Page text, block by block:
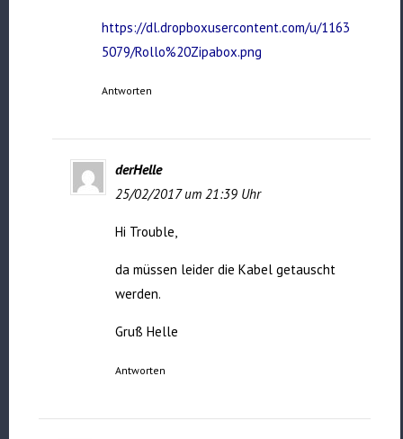
https://dl.dropboxusercontent.com/u/1163
5079/Rollo%20Zipabox.png
Antworten
derHelle
25/02/2017 um 21:39 Uhr
Hi Trouble,
da müssen leider die Kabel getauscht
werden.
Gruß Helle
Antworten